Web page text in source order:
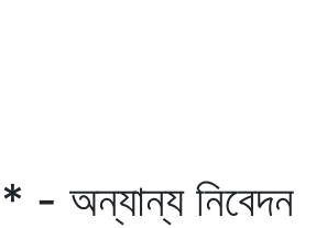
অন্যান্য নিবেদন